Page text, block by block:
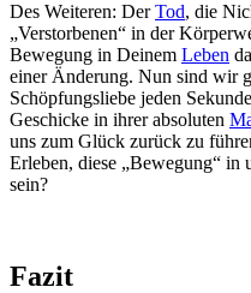
Des Weiteren: DerTod, die
„Verstorbenen“ in der
Bewegung in Deinem Leben
einer Änderung. Nun sind wir
Schöpfungsliebe jeden
Geschicke in ihrer absoluten
uns zum Glück zurück zu
Erleben, diese „Bewegung“ in
sein?
Fazit